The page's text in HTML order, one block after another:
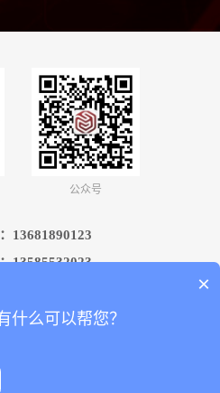
公众号
13681890123
13585532023
×
什么可以帮您？